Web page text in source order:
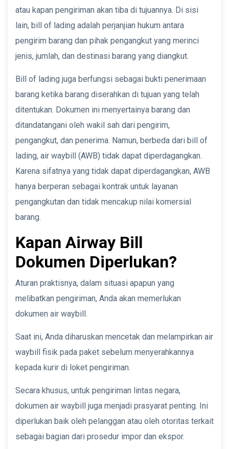
atau kapan pengiriman akan tiba di tujuannya. Di sisi
lain, bill of lading adalah perjanjian hukum antara
pengirim barang dan pihak pengangkut yang merinci
jenis, jumlah, dan destinasi barang yang diangkut.
Bill of lading juga berfungsi sebagai bukti penerimaan
barang ketika barang diserahkan di tujuan yang telah
ditentukan. Dokumen ini menyertainya barang dan
ditandatangani oleh wakil sah dari pengirim,
pengangkut, dan penerima. Namun, berbeda dari bill of
lading, air waybill (AWB) tidak dapat diperdagangkan.
Karena sifatnya yang tidak dapat diperdagangkan, AWB
hanya berperan sebagai kontrak untuk layanan
pengangkutan dan tidak mencakup nilai komersial
barang.
Kapan Airway Bill
Dokumen Diperlukan?
Aturan praktisnya, dalam situasi apapun yang
melibatkan pengiriman, Anda akan memerlukan
dokumen air waybill.
Saat ini, Anda diharuskan mencetak dan melampirkan air
waybill fisik pada paket sebelum menyerahkannya
kepada kurir di loket pengiriman.
Secara khusus, untuk pengiriman lintas negara,
dokumen air waybill juga menjadi prasyarat penting. Ini
diperlukan baik oleh pelanggan atau oleh otoritas terkait
sebagai bagian dari prosedur impor dan ekspor.